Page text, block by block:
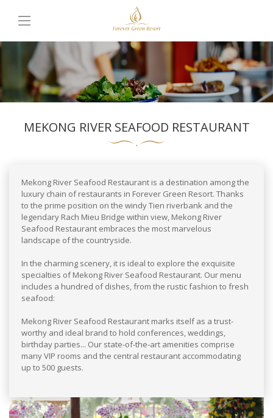
MEKONG RIVER SEAFOOD RESTAURANT
Mekong River Seafood Restaurant is a destination among the
luxury chain of restaurants in Forever Green Resort. Thanks
to the prime position on the windy Tien riverbank and the
legendary Rach Mieu Bridge within view, Mekong River
Seafood Restaurant embraces the most marvelous
landscape of the countryside.
In the charming scenery, it is ideal to explore the exquisite
specialties of Mekong River Seafood Restaurant. Our menu
includes a hundred of dishes, from the rustic fashion to fresh
seafood:
Mekong River Seafood Restaurant marks itself as a trust-
worthy and ideal brand to hold conferences, weddings,
birthday parties... Our state-of-the-art amenities comprise
many VIP rooms and the central restaurant accommodating
up to 500 guests.